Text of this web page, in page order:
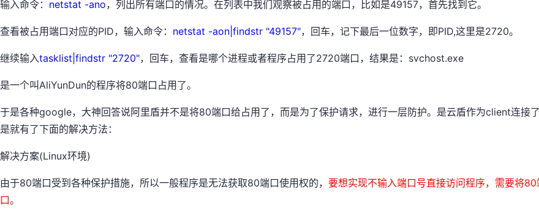
输入命令： netstat -ano，列出所有端口的情况。在列表中我们观察被占用的端口，比如是49157，首先找到它。
查看被占用端口对应的PID，输入命令： netstat -aon|findstr "49157"，回车，记下最后一位数字，即PID,这里是2720。
继续输入tasklist|findstr "2720"，回车，查看是哪个进程或者程序占用了2720端口，结果是：svchost.exe
是一个叫AliYunDun的程序将80端口占用了。
于是各种google，大神回答说阿里盾并不是将80端口给占用了，而是为了保护请求，进行一层防护。是云盾作为client连
是就有了下面的解决方法：
解决方案(Linux环境)
由于80端口受到各种保护措施，所以一般程序是无法获取80端口使用权的， 要想实现不输入端口号直接访问程序，需要将
口。